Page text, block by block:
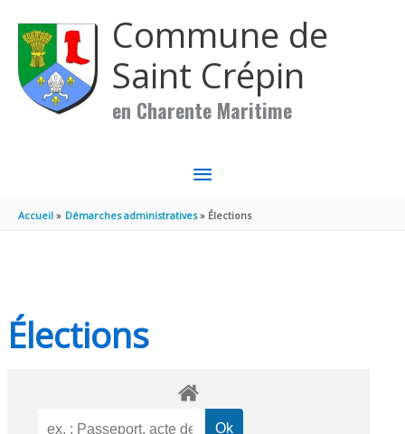
Commune de
Saint Crépin
en Charente Maritime
MENU
PRINCIPAL
Accueil Démarches administratives Élections
Élections